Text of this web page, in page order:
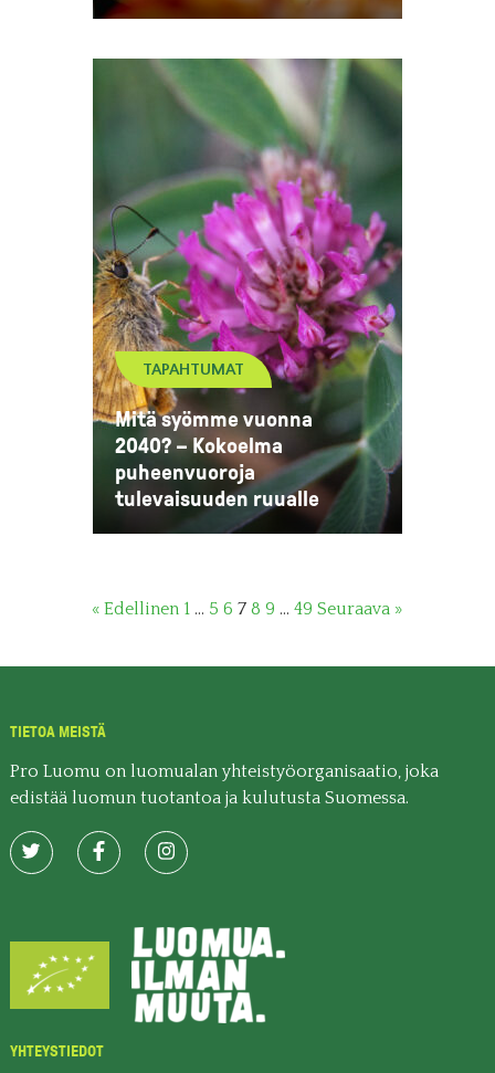
TAPAHTUMAT
Mitä syömme vuonna
2040? – Kokoelma
puheenvuoroja
tulevaisuuden ruualle
« Edellinen 1 … 5 6 7 8 9 … 49 Seuraava »
TIETOA MEISTÄ
Pro Luomu on luomualan yhteistyöorganisaatio, joka
edistää luomun tuotantoa ja kulutusta Suomessa.
YHTEYSTIEDOT